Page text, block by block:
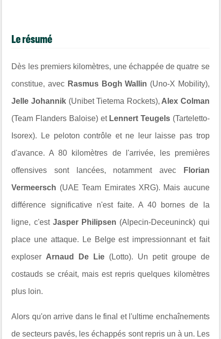
Le résumé
Dès les premiers kilomètres, une échappée de quatre se
constitue, avec Rasmus Bogh Wallin (Uno-X Mobility),
Jelle Johannik (Unibet Tietema Rockets), Alex Colman
(Team Flanders Baloise) etLennert Teugels(Tarteletto-
Isorex). Le peloton contrôle et ne leur laisse pas trop
d'avance. A 80 kilomètres de l'arrivée, les premières
offensives sont lancées, notamment avec Florian
Vermeersch (UAE Team Emirates XRG). Mais aucune
différence significative n'est faite. A 40 bornes de la
ligne, c'est Jasper Philipsen (Alpecin-Deceuninck) qui
place une attaque. Le Belge est impressionnant et fait
exploser Arnaud De Lie (Lotto). Un petit groupe de
costauds se créait, mais est repris quelques kilomètres
plus loin.
Alors qu'on arrive dans le final et l'ultime enchaînements
de secteurs pavés, les échappés sont repris un à un. Les